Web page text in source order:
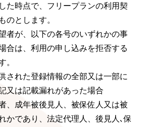
た時点で、フリープランの利用契
のとします。
者が、以下の各号のいずれかの事
合は、利用の申し込みを拒否する
。
された登録情報の全部又は一部に
又は記載漏れがあった場合
、成年被後見人、被保佐人又は被
かであり、法定代理人、後見人､保